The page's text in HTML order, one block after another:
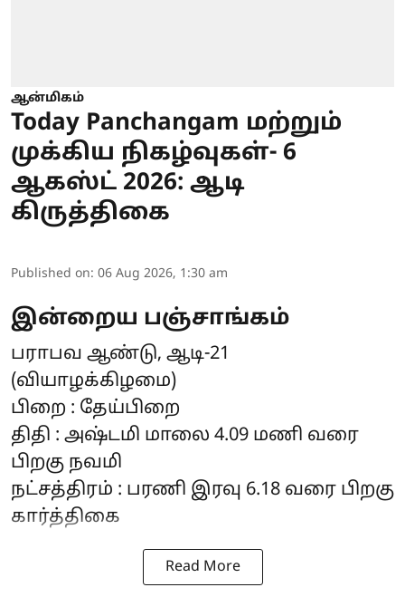
ஆன்மிகம்
Today Panchangam மற்றும்
முக்கிய நிகழ்வுகள்- 6
ஆகஸ்ட் 2026: ஆடி
கிருத்திகை
Published on: 06 Aug 2026, 1:30 am
இன்றைய பஞ்சாங்கம்
பராபவ ஆண்டு, ஆடி-21
(வியாழக்கிழமை)
பிறை : தேய்பிறை
திதி : அஷ்டமி மாலை 4.09 மணி வரை
பிறகு நவமி
நட்சத்திரம் : பரணி இரவு 6.18 வரை பிறகு
கார்த்திகை
Read More